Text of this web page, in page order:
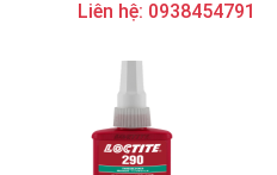
Liên hệ: 0938454791